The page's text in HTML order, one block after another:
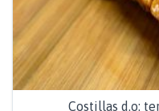
Costillas d.o: